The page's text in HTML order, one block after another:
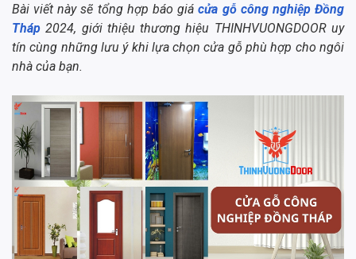
Bài viết này sẽ tổng hợp báo giácửa gỗ công nghiệp Đồng
Tháp 2024, giới thiệu thương hiệu THINHVUONGDOOR uy
tín cùng những lưu ý khi lựa chọn cửa gỗ phù hợp cho ngôi
nhà của bạn.